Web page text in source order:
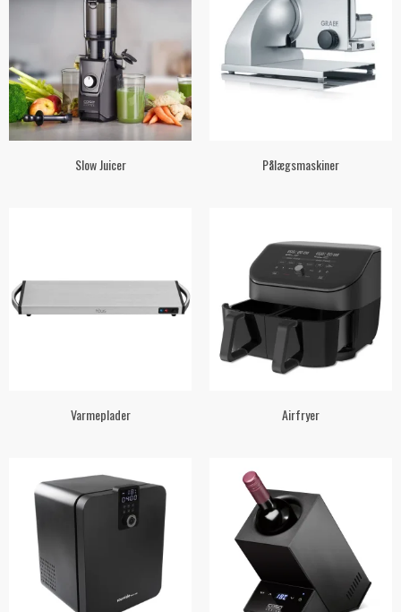
Slow Juicer Pålægsmaskiner
Varmeplader Airfryer